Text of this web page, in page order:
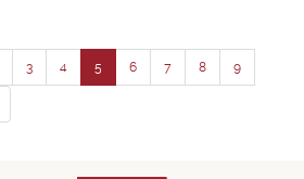
3 4 5 6 7 8 9